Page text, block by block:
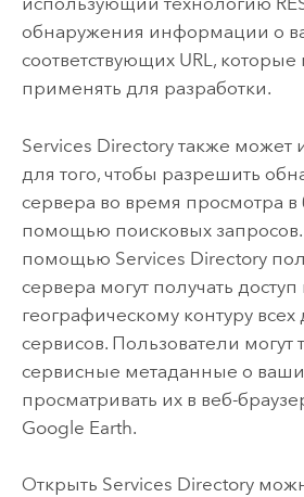
обнаружения информации о
соответствующих URL,
применять для разработки.
Services Directory также может
для того, чтобы разрешить
сервера во время просмотра в
помощью поисковых
помощью Services Directory
сервера могут получать доступ
географическому контуру всех
сервисов. Пользователи могут
сервисные метаданные о
просматривать их в веб-
Google Earth.
Открыть Services Directory